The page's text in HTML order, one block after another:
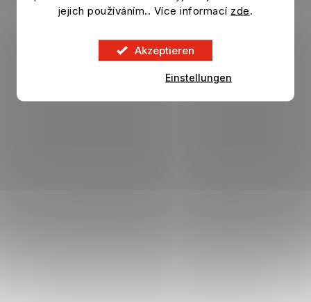
jejich používáním.. Více informací zde.
Akzeptieren
Einstellungen